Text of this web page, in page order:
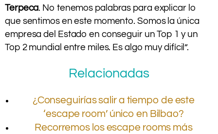
Terpeca. No tenemos palabras para explicar lo
que sentimos en este momento. Somos la única
empresa del Estado en conseguir un Top 1 y un
Top 2 mundial entre miles. Es algo muy difícil”.
Relacionadas
¿Conseguirías salir a tiempo de este
‘escape room’ único en Bilbao?
Recorremos los escape rooms más